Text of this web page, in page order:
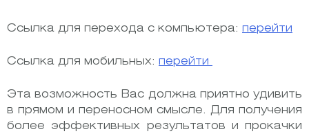
Ссылка для перехода с компьютера: перейти
Ссылка для мобильных: перейти
Эта возможность Вас должна приятно удивить
в прямом и переносном смысле. Для получения
более эффективных результатов и прокачки